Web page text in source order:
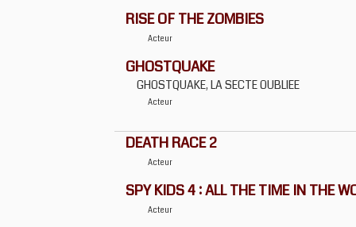
RISE OF THE ZOMBIES
Acteur
GHOSTQUAKE
GHOSTQUAKE, LA SECTE OUBLIEE
Acteur
DEATH RACE 2
Acteur
SPY KIDS 4 : ALL THE TIME IN THE
Acteur